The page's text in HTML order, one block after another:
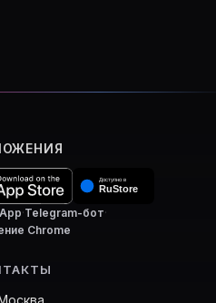
·Telegram-бот·
Chrome